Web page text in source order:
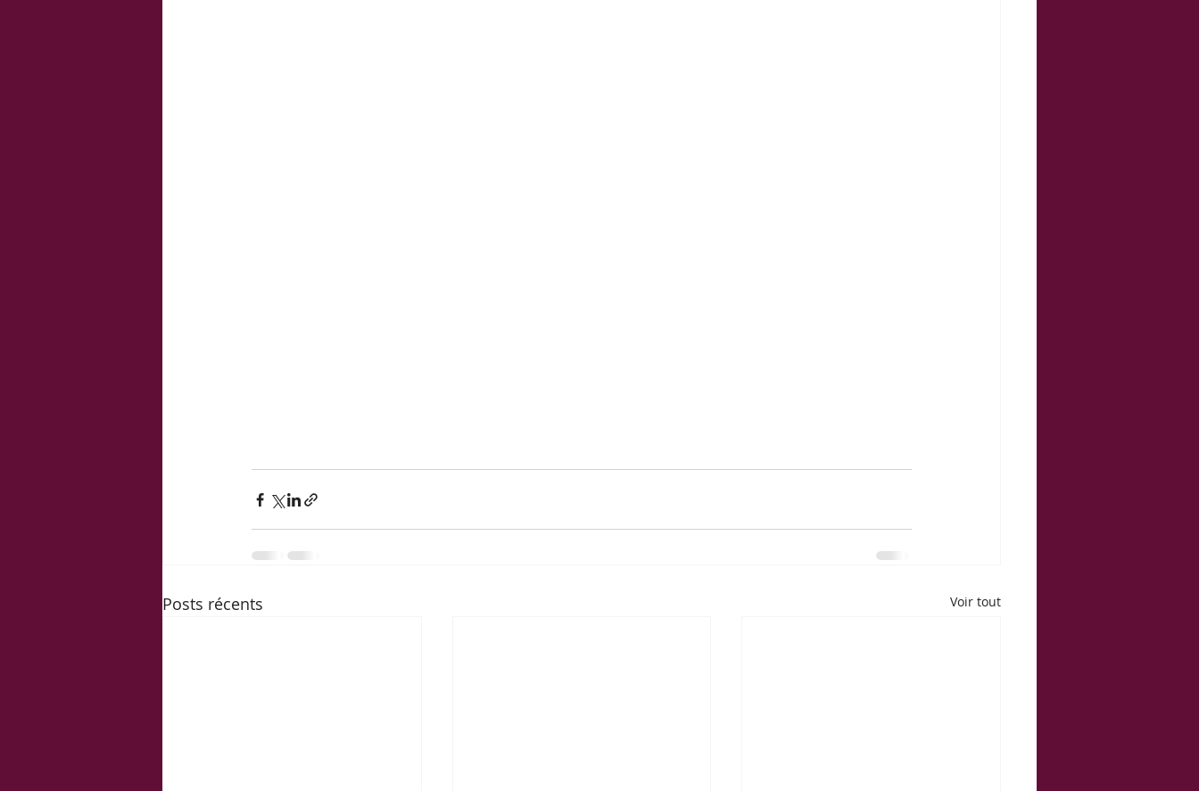
Posts récents Voir tout